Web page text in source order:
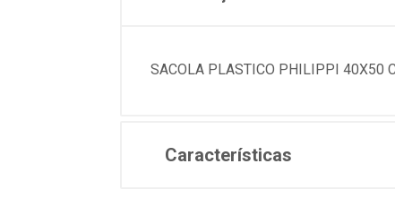
SACOLA PLASTICO PHILIPPI 40X50
Características